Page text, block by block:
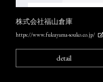
株式会社福山倉庫
https://www.fukuyama-souko.co.jp/
detail